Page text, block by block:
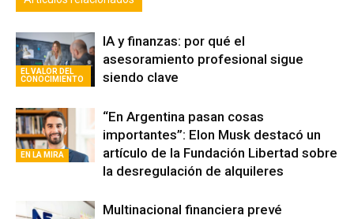
EL VALOR DEL
CONOCIMIENTO
IA y finanzas: por qué el
asesoramiento profesional sigue
siendo clave
EN LA MIRA
“En Argentina pasan cosas
importantes”: Elon Musk destacó un
artículo de la Fundación Libertad sobre
la desregulación de alquileres
Multinacional financiera prevé